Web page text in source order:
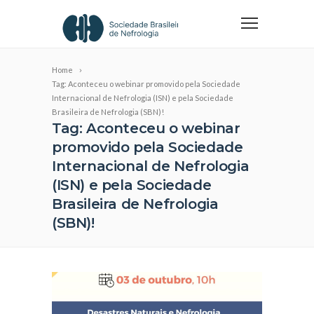
Home
Tag: Aconteceu o webinar promovido pela Sociedade
Internacional de Nefrologia (ISN) e pela Sociedade
Brasileira de Nefrologia (SBN)!
Tag: Aconteceu o webinar
promovido pela Sociedade
Internacional de Nefrologia
(ISN) e pela Sociedade
Brasileira de Nefrologia
(SBN)!